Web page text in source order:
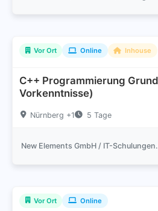
Vor Ort Online Inhouse
C++ Programmierung
Vorkenntnisse)
Nürnberg +1 5 Tage
Vor Ort Online